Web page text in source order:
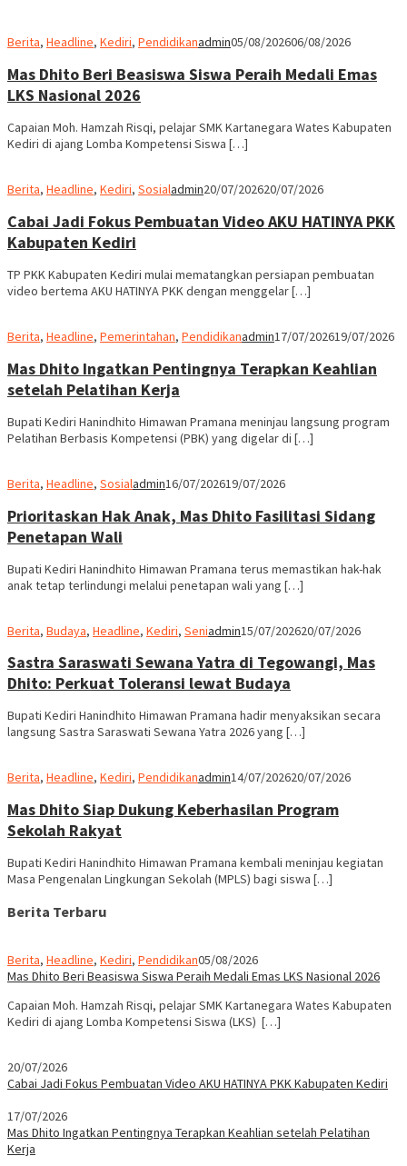
Berita, Headline, Kediri, Pendidikanadmin05/08/202606/08/2026
Mas Dhito Beri Beasiswa Siswa Peraih Medali Emas
LKS Nasional 2026
Capaian Moh. Hamzah Risqi, pelajar SMK Kartanegara Wates Kabupaten
Kediri di ajang Lomba Kompetensi Siswa […]
Berita, Headline, Kediri, Sosialadmin20/07/202620/07/2026
Cabai Jadi Fokus Pembuatan Video AKU HATINYA PKK
Kabupaten Kediri
TP PKK Kabupaten Kediri mulai mematangkan persiapan pembuatan
video bertema AKU HATINYA PKK dengan menggelar […]
Berita, Headline, Pemerintahan, Pendidikanadmin17/07/202619/07/2026
Mas Dhito Ingatkan Pentingnya Terapkan Keahlian
setelah Pelatihan Kerja
Bupati Kediri Hanindhito Himawan Pramana meninjau langsung program
Pelatihan Berbasis Kompetensi (PBK) yang digelar di […]
Berita, Headline, Sosialadmin16/07/202619/07/2026
Prioritaskan Hak Anak, Mas Dhito Fasilitasi Sidang
Penetapan Wali
Bupati Kediri Hanindhito Himawan Pramana terus memastikan hak-hak
anak tetap terlindungi melalui penetapan wali yang […]
Berita, Budaya, Headline, Kediri, Seniadmin15/07/202620/07/2026
Sastra Saraswati Sewana Yatra di Tegowangi, Mas
Dhito: Perkuat Toleransi lewat Budaya
Bupati Kediri Hanindhito Himawan Pramana hadir menyaksikan secara
langsung Sastra Saraswati Sewana Yatra 2026 yang […]
Berita, Headline, Kediri, Pendidikanadmin14/07/202620/07/2026
Mas Dhito Siap Dukung Keberhasilan Program
Sekolah Rakyat
Bupati Kediri Hanindhito Himawan Pramana kembali meninjau kegiatan
Masa Pengenalan Lingkungan Sekolah (MPLS) bagi siswa […]
Berita Terbaru
Berita, Headline, Kediri, Pendidikan05/08/2026
Mas Dhito Beri Beasiswa Siswa Peraih Medali Emas LKS Nasional 2026
Capaian Moh. Hamzah Risqi, pelajar SMK Kartanegara Wates Kabupaten
Kediri di ajang Lomba Kompetensi Siswa (LKS) […]
20/07/2026
Cabai Jadi Fokus Pembuatan Video AKU HATINYA PKK Kabupaten Kediri
17/07/2026
Mas Dhito Ingatkan Pentingnya Terapkan Keahlian setelah Pelatihan
Kerja